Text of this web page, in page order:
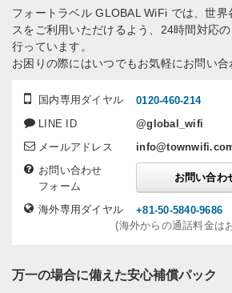
国内専用ダイヤル
0120-460-214
LINE ID
@global_wifi
メールアドレス
お問い合わせ
フォーム
お問い合わ
海外専用ダイヤル
+81-50-5840-9686
(海外からの通話料金は
フォートラベル GLOBAL WiFi では、世
スをご利用いただけるよう、24時間対応
行っています。
お困りの際にはいつでもお気軽にお問い合
万一の場合に備えた安心補償パック